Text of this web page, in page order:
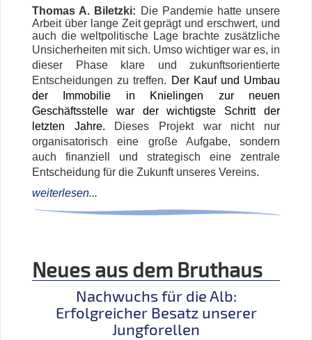
Thomas A. Biletzki: Die Pandemie hatte unsere
Arbeit über lange Zeit geprägt und erschwert, und
auch die weltpolitische Lage brachte zusätzliche
Unsicherheiten mit sich. Umso wichtiger war es, in
dieser Phase klare und zukunftsorientierte
Entscheidungen zu treffen. Der Kauf und Umbau
der Immobilie in Knielingen zur neuen
Geschäftsstelle war der wichtigste Schritt der
letzten Jahre. Dieses Projekt war nicht nur
organisatorisch eine große Aufgabe, sondern
auch finanziell und strategisch eine zentrale
Entscheidung für die Zukunft unseres Vereins.
weiterlesen...
Neues aus dem Bruthaus
Nachwuchs für die Alb:
Erfolgreicher Besatz unserer
Jungforellen